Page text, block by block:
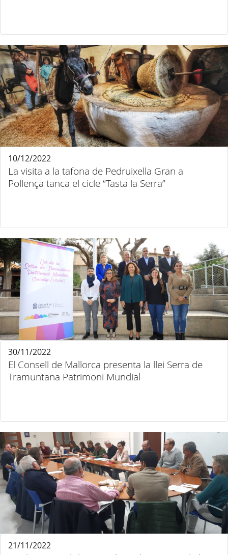
La visita a la tafona de Pedruixella Gran a
Pollença tanca el cicle “Tasta la Serra”
10/12/2022
El Consell de Mallorca presenta la llei Serra de
Tramuntana Patrimoni Mundial
30/11/2022
21/11/2022